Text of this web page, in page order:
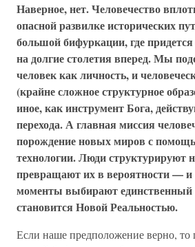
Наверное, нет. Человечество
опасной развилке исторических
большой бифуркации, где
на долгие столетия вперед. Мы
человек как личность, и
(крайне сложное структурное
иное, как инструмент Бога,
перехода. А главная миссия
порождение новых миров с
технологии. Люди структурируют
превращают их в вероятности —
моменты выбирают единственный
становится Новой Реальностью.
Если наше предположение верно, то